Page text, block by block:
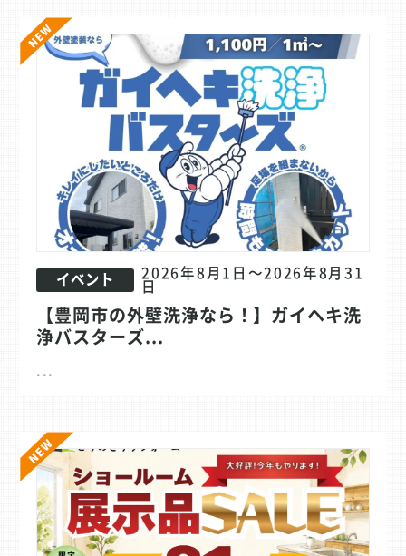
イベント 2026年8月1日～2026年8月31
日
【豊岡市の外壁洗浄なら！】ガイヘキ洗
浄バスターズ...
...